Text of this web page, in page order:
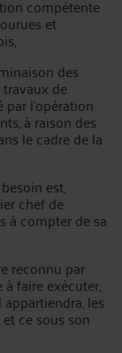
compétente
et
des
de
par l'opération
à raison des
le cadre de la
est,
chef de
à compter de sa
reconnu par
faire exécuter,
les
ce sous son